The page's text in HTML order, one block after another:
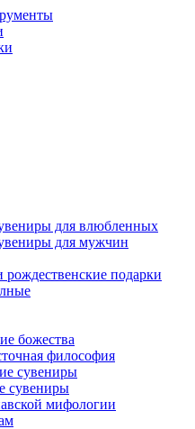
для влюбленных
для мужчин
подарки
божества
философия
сувениры
сувениры
мифологии